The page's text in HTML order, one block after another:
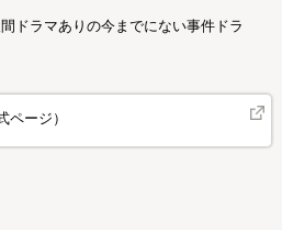
ドラマありの今までにない事件ドラ
ページ）